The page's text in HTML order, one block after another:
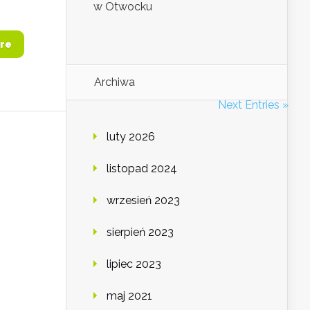
Next Entries »
w Otwocku
Archiwa
luty 2026
listopad 2024
wrzesień 2023
sierpień 2023
lipiec 2023
maj 2021